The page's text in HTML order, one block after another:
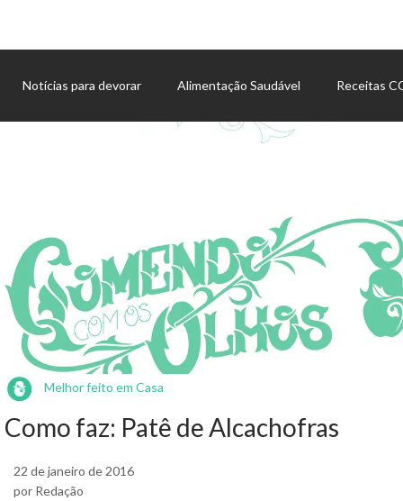
Notícias para devorar Alimentação Saudável Receitas
Melhor feito em Casa
Como faz: Patê de Alcachofras
22 de janeiro de 2016
por Redação